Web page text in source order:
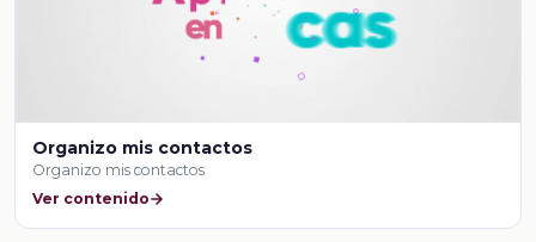
Organizo mis contactos
Organizo mis contactos
Ver contenido